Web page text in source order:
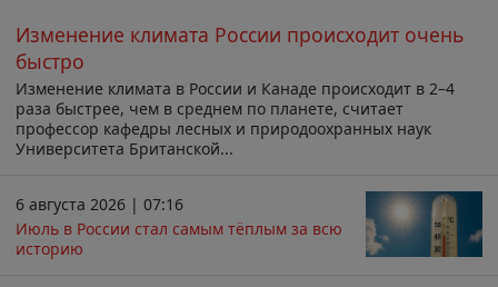
Изменение климата России происходит очень
быстро
Изменение климата в России и Канаде происходит в 2–4
раза быстрее, чем в среднем по планете, считает
профессор кафедры лесных и природоохранных наук
Университета Британской...
6 августа 2026 | 07:16
Июль в России стал самым тёплым за всю
историю